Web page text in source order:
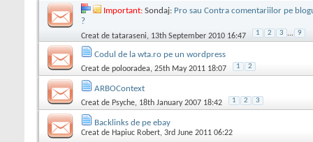
Important: Sondaj: Pro sau Contra comentariilor pe
?
Creat de tataraseni, 13th September 2010 16:47 1 2 3 ... 9
Codul de la wta.ro pe un wordpress
Creat de polooradea, 25th May 2011 18:07 1 2
ARBOContext
Creat de Psyche, 18th January 2007 18:42 1 2 3
Backlinks de pe ebay
Creat de Hapiuc Robert, 3rd June 2011 06:22